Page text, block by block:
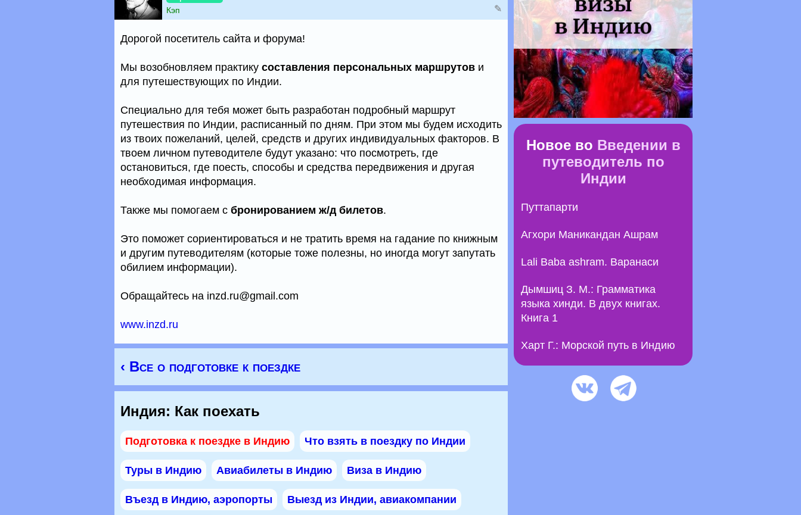
Кэп
✎
Дорогой посетитель сайта и форума!
Мы возобновляем практику составления персональных маршрутов и
для путешествующих по Индии.
Специально для тебя может быть разработан подробный маршрут
путешествия по Индии, расписанный по дням. При этом мы будем исходить
из твоих пожеланий, целей, средств и других индивидуальных факторов. В
твоем личном путеводителе будут указано: что посмотреть, где
остановиться, где поесть, способы и средства передвижения и другая
необходимая информация.
Также мы помогаем с бронированием ж/д билетов.
Это поможет сориентироваться и не тратить время на гадание по книжным
и другим путеводителям (которые тоже полезны, но иногда могут запутать
обилием информации).
Обращайтесь на inzd.ru@gmail.com
www.inzd.ru
‹ Все о подготовке к поездке
Индия: Как поехать
Подготовка к поездке в Индию Что взять в поездку по Индии
Туры в Индию Авиабилеты в Индию Виза в Индию
Въезд в Индию, аэропорты Выезд из Индии, авиакомпании
Новое во Введении в
путеводитель по
Индии
Путтапарти
Агхори Маникандан Ашрам
Lali Baba ashram. Варанаси
Дымшиц З. М.: Грамматика
языка хинди. В двух книгах.
Книга 1
Харт Г.: Морской путь в Индию